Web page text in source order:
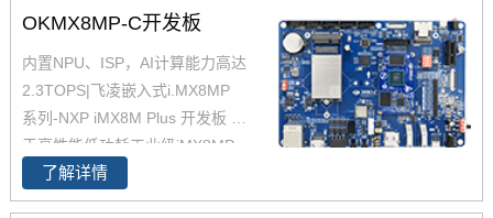
OKMX8MP-C开发板
内置NPU、ISP，AI计算能力高达
2.3TOPS|飞凌嵌入式i.MX8MP
系列-NXP iMX8M Plus 开发板 基
于高性能低功耗工业级iMX8MP
核心板设计，支持多种多种高速
通信接口。iMX8MP开发板内置N
了解详情